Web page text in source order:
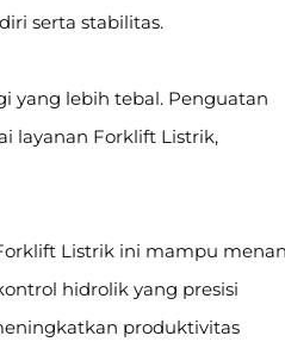
serta stabilitas.
yang lebih tebal. Penguatan
layanan Forklift Listrik,
Listrik ini mampu
hidrolik yang presisi
produktivitas